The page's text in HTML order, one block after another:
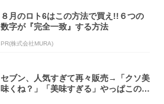
８月のロト6はこの方法で買え!!６つの
数字が『完全一致』する方法
PR(株式会社MURA)
セブン、人気すぎて再々販売→「クソ美
味くね？」「美味すぎる」やっぱこのク